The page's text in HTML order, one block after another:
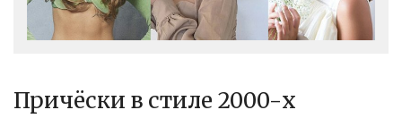
Причёски в стиле 2000-х